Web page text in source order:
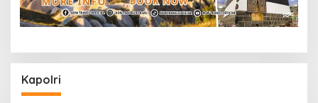
Kapolri